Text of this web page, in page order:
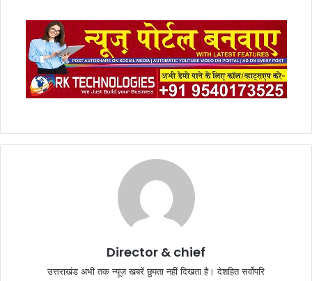
Director & chief
उत्तराखंड अभी तक न्यूज़ खबरें छुपता नहीं दिखता है। देशहित सर्वोपरि